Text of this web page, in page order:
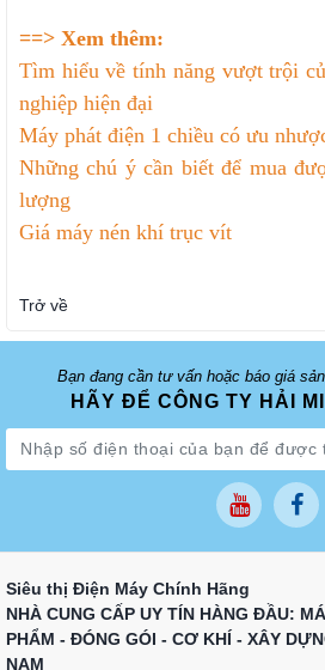
==> Xem thêm:
Tìm hiểu về tính năng vượt trội
nghiệp hiện đại
Máy phát điện 1 chiều có ưu
Những chú ý cần biết để mua
lượng
Giá máy nén khí trục vít
Trở về
Bạn đang cần tư vấn hoặc báo giá
HÃY ĐỂ CÔNG TY HẢI
Siêu thị Điện Máy Chính Hãng
NHÀ CUNG CẤP UY TÍN HÀNG ĐẦU:
PHẨM - ĐÓNG GÓI - CƠ KHÍ - XÂY
NAM